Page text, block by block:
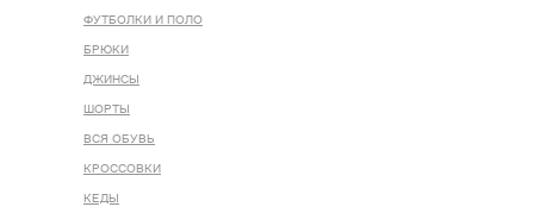
ФУТБОЛКИ И ПОЛО
БРЮКИ
ДЖИНСЫ
ШОРТЫ
ВСЯ ОБУВЬ
КРОССОВКИ
КЕДЫ